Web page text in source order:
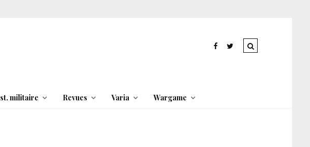
militaire Revues Varia Wargame